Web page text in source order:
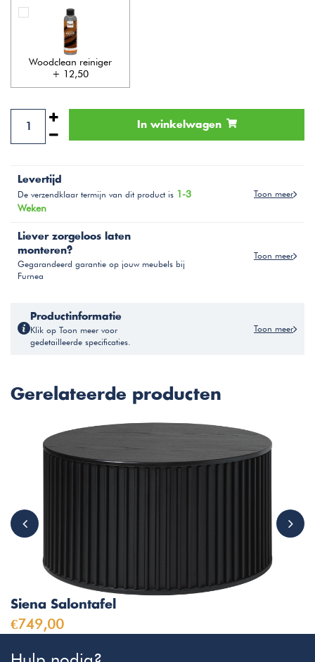
Woodclean reiniger
+ 12,50
In winkelwagen
Levertijd
De verzendklaar termijn van dit product is 1-3
Weken
Toon meer
Liever zorgeloos laten
monteren?
Gegarandeerd garantie op jouw meubels bij
Furnea
Toon meer
Productinformatie
Klik op Toon meer voor
gedetailleerde specificaties.
Toon meer
Gerelateerde producten
Siena Salontafel
€749,00